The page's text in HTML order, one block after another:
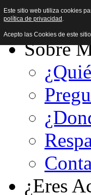
Sobre
¿Eres
Este sitio web utiliza cookies
política de privacidad .
Acepto las Cookies de este